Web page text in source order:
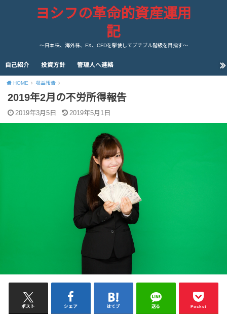
ヨシフの革命的資産運用
記
～日本株、海外株、FX、CFDを駆使してプチブル階級を目指す～
自己紹介 投資方針 管理人へ連絡
HOME 収益報告
2019年2月の不労所得報告
2019年3月5日 2019年5月1日
ポスト シェア はてブ 送る Pocket